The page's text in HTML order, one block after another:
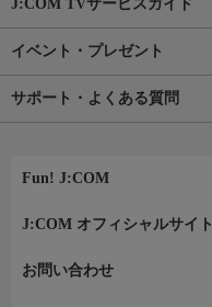
J:COM TVサービスガイド
イベント・プレゼント
サポート・よくある質問
Fun! J:COM
J:COM オフィシャルサイト
お問い合わせ